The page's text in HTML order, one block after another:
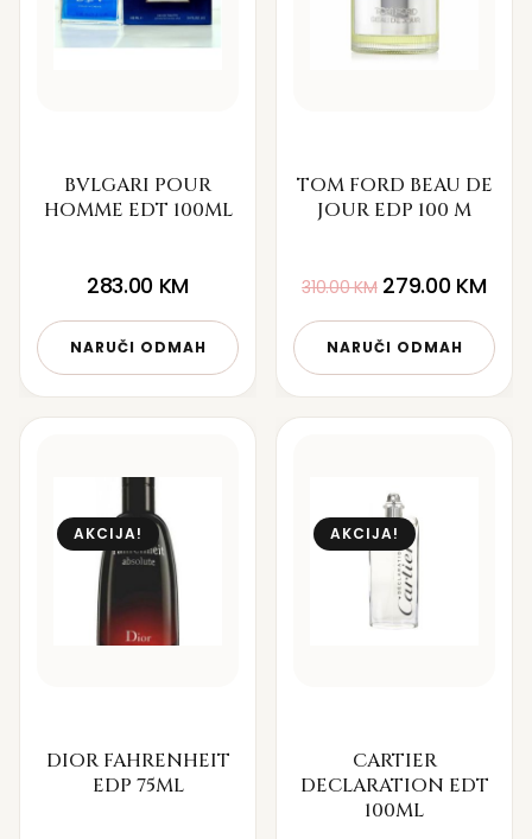
BVLGARI POUR
HOMME EDT 100ML
283.00 KM
NARUČI ODMAH
TOM FORD BEAU DE
JOUR EDP 100 M
310.00KM 279.00 KM
NARUČI ODMAH
AKCIJA!
DIOR FAHRENHEIT
EDP 75ML
AKCIJA!
CARTIER
DECLARATION EDT
100ML